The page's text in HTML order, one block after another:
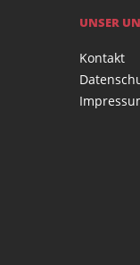
UNSER
Kontakt